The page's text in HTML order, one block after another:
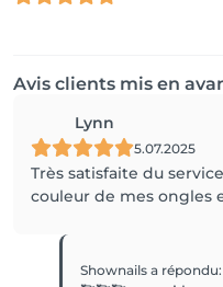
Avis clients mis en
Lynn
5.07.2025
Très satisfaite du
couleur de mes ongles
Shownailsa répondu: